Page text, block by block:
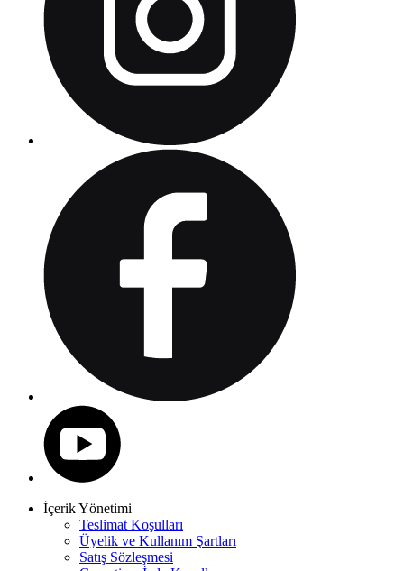
İçerik Yönetimi
Teslimat Koşulları
Üyelik ve Kullanım Şartları
Satış Sözleşmesi